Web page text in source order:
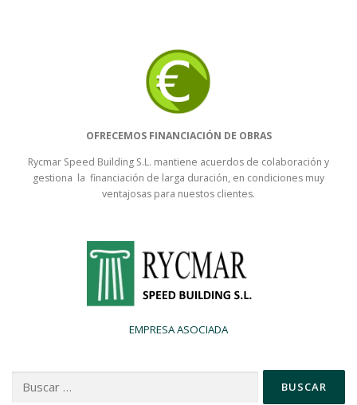
OFRECEMOS FINANCIACIÓN DE OBRAS
Rycmar Speed Building S.L. mantiene acuerdos de colaboración y
gestiona la financiación de larga duración, en condiciones muy
ventajosas para nuestos clientes.
EMPRESA ASOCIADA